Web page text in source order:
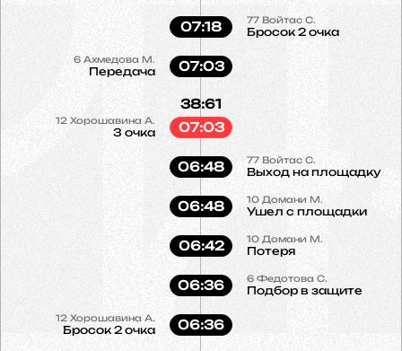
77 Войтас С.
Бросок 2 очка
07:18
6 Ахмедова М.
Передача 07:03
12 Хорошавина А.
3 очка
38:61
07:03
77Войтас С.
Выход на площадку
06:48
10 Домани М.
Ушел с площадки
06:48
10 Домани М.
Потеря
06:42
6 Федотова С.
Подбор в защите
06:36
12 Хорошавина А.
Бросок 2 очка 06:36